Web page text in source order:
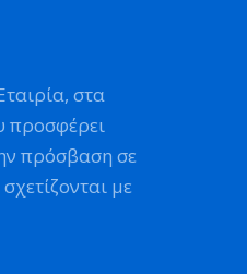
στα
προσφέρει
πρόσβαση σε
με